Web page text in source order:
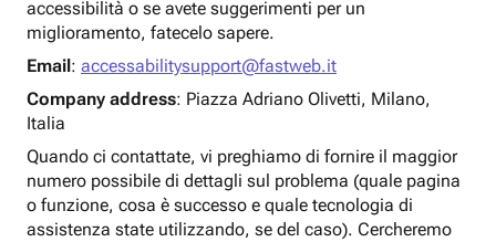
accessibilità o se avete suggerimenti per un
miglioramento, fatecelo sapere.
Email: accessabilitysupport@fastweb.it
Company address: Piazza Adriano Olivetti, Milano,
Italia
Quando ci contattate, vi preghiamo di fornire il maggior
numero possibile di dettagli sul problema (quale pagina
o funzione, cosa è successo e quale tecnologia di
assistenza state utilizzando, se del caso). Cercheremo